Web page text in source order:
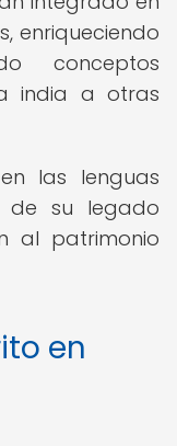
enriqueciendo
conceptos
india a otras
las lenguas
de su legado
al patrimonio
en